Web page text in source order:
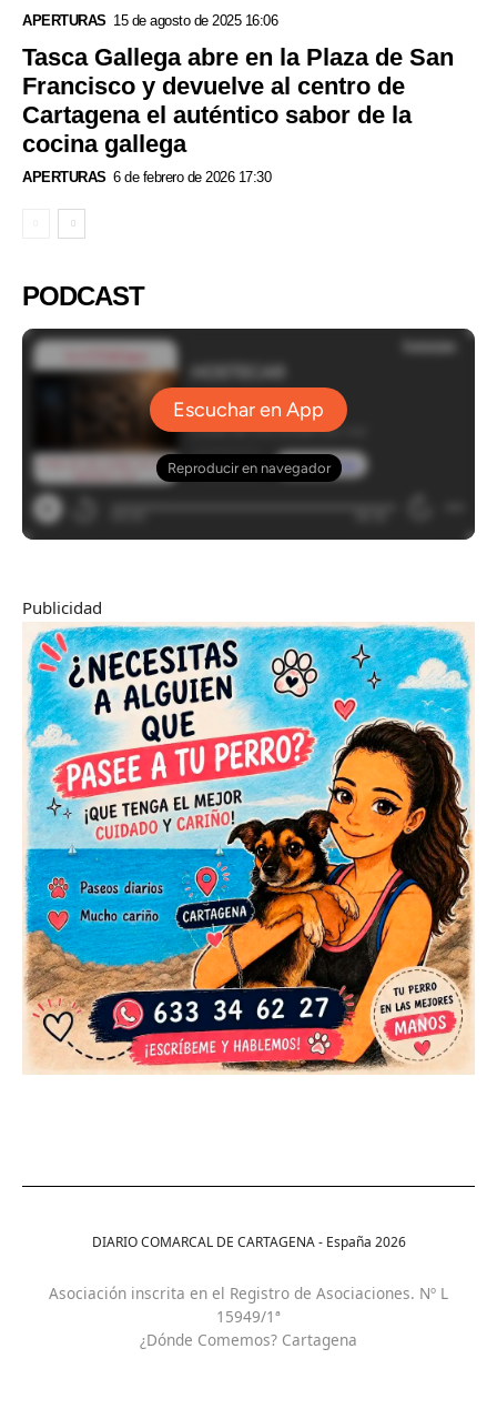
APERTURAS 15 de agosto de 2025 16:06
Tasca Gallega abre en la Plaza de San
Francisco y devuelve al centro de
Cartagena el auténtico sabor de la
cocina gallega
APERTURAS 6 de febrero de 2026 17:30
PODCAST
Publicidad
DIARIO COMARCAL DE CARTAGENA - España 2026
Asociación inscrita en el Registro de Asociaciones. Nº L
15949/1ª
¿Dónde Comemos? Cartagena